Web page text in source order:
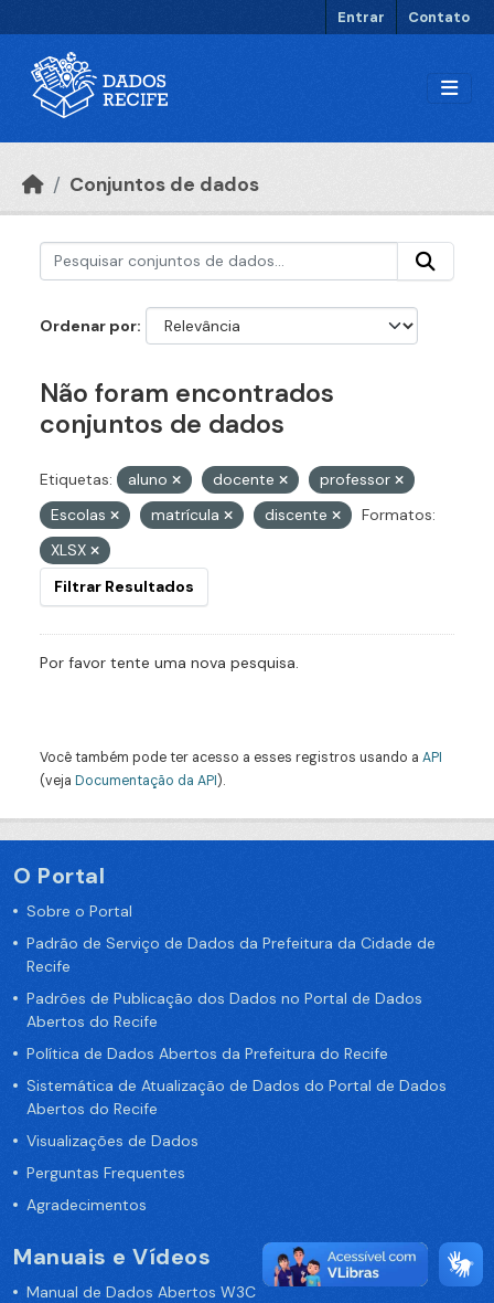
Entrar Contato
Conjuntos de dados
Ordenar por
Não foram encontrados
conjuntos de dados
Etiquetas: aluno docente
professor
Escolas
matrícula discente
Formatos:
XLSX
Filtrar Resultados
Por favor tente uma nova pesquisa.
Você também pode ter acesso a esses registros usando a API
(veja Documentação da API).
O Portal
Sobre o Portal
Padrão de Serviço de Dados da Prefeitura da Cidade de
Recife
Padrões de Publicação dos Dados no Portal de Dados
Abertos do Recife
Política de Dados Abertos da Prefeitura do Recife
Sistemática de Atualização de Dados do Portal de Dados
Abertos do Recife
Visualizações de Dados
Perguntas Frequentes
Agradecimentos
Manuais e Vídeos
Manual de Dados Abertos W3C